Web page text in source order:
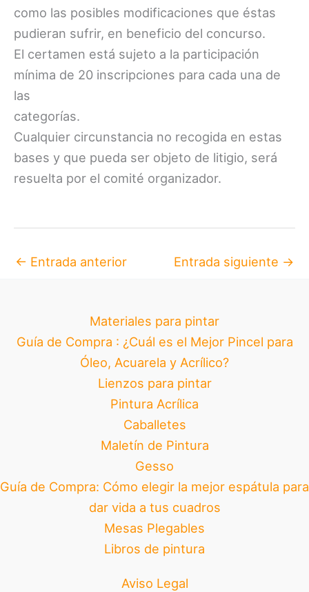
como las posibles modificaciones que éstas
pudieran sufrir, en beneficio del concurso.
El certamen está sujeto a la participación
mínima de 20 inscripciones para cada una de
las
categorías.
Cualquier circunstancia no recogida en estas
bases y que pueda ser objeto de litigio, será
resuelta por el comité organizador.
← Entrada anterior Entrada siguiente →
Materiales para pintar
Guía de Compra : ¿Cuál es el Mejor Pincel para
Óleo, Acuarela y Acrílico?
Lienzos para pintar
Pintura Acrílica
Caballetes
Maletín de Pintura
Gesso
Guía de Compra: Cómo elegir la mejor espátula para
dar vida a tus cuadros
Mesas Plegables
Libros de pintura
Aviso Legal